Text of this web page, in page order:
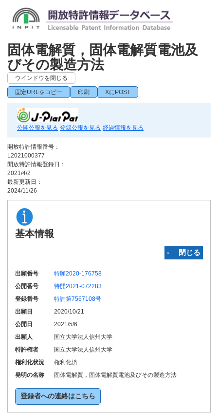
固体電解質，固体電解質電池及
びその製造方法
ウインドウを閉じる
固定URLをコピー 印刷 XにPOST
公開公報を見る 登録公報を見る 経過情報を見る
開放特許情報番号：
L2021000377
開放特許情報登録日：
2021/4/2
最新更新日：
2024/11/26
基本情報
‐ 閉じる
出願番号
特願2020-176758
公開番号
特開2021-072283
登録番号
特許第7567108号
出願日
2020/10/21
公開日
2021/5/6
出願人
国立大学法人信州大学
特許権者
国立大学法人信州大学
権利化状況
権利化済
発明の名称
固体電解質，固体電解質電池及びその製造方法
登録者への連絡はこちら